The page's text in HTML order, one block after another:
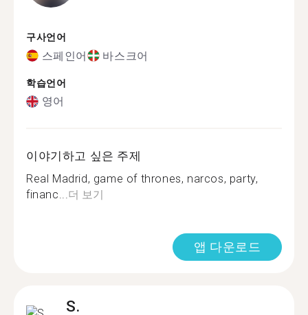
구사언어
스페인어 바스크어
학습언어
영어
이야기하고 싶은 주제
Real Madrid, game of thrones, narcos, party,
financ...더 보기
앱 다운로드
S.